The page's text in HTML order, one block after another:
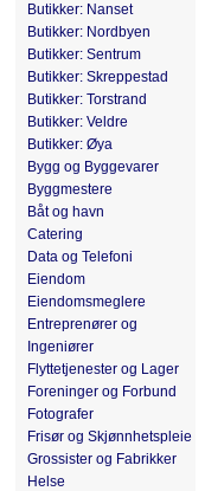
Butikker: Nanset
Butikker: Nordbyen
Butikker: Sentrum
Butikker: Skreppestad
Butikker: Torstrand
Butikker: Veldre
Butikker: Øya
Bygg og Byggevarer
Byggmestere
Båt og havn
Catering
Data og Telefoni
Eiendom
Eiendomsmeglere
Entreprenører og
Ingeniører
Flyttetjenester og Lager
Foreninger og Forbund
Fotografer
Frisør og Skjønnhetspleie
Grossister og Fabrikker
Helse